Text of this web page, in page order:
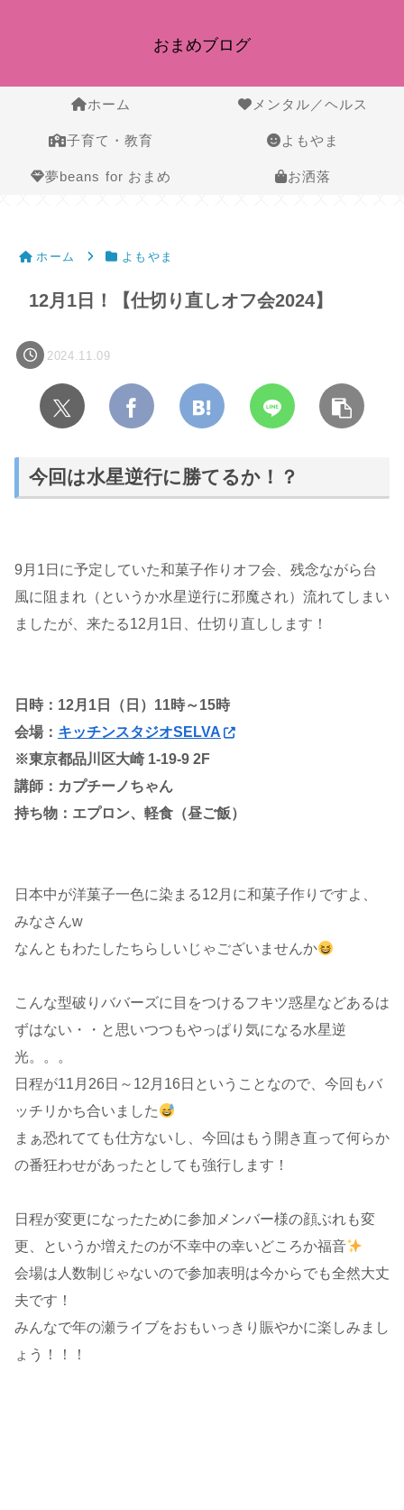
おまめブログ
ホーム メンタル／ヘルス
子育て・教育 よもやま
夢beans for おまめ お洒落
ホーム よもやま
12月1日！【仕切り直しオフ会2024】
2024.11.09
今回は水星逆行に勝てるか！？
9月1日に予定していた和菓子作りオフ会、残念ながら台
風に阻まれ（というか水星逆行に邪魔され）流れてしまい
ましたが、来たる12月1日、仕切り直しします！
日時：12月1日（日）11時～15時
会場： キッチンスタジオSELVA
※東京都品川区大崎 1-19-9 2F
講師：カプチーノちゃん
持ち物：エプロン、軽食（昼ご飯）
日本中が洋菓子一色に染まる12月に和菓子作りですよ、
みなさんw
なんともわたしたちらしいじゃございませんか
こんな型破りババーズに目をつけるフキツ惑星などあるは
ずはない・・と思いつつもやっぱり気になる水星逆
光。。。
日程が11月26日～12月16日ということなので、今回もバ
ッチリかち合いました
まぁ恐れてても仕方ないし、今回はもう開き直って何らか
の番狂わせがあったとしても強行します！
日程が変更になったために参加メンバー様の顔ぶれも変
更、というか増えたのが不幸中の幸いどころか福音
会場は人数制じゃないので参加表明は今からでも全然大丈
夫です！
みんなで年の瀬ライブをおもいっきり賑やかに楽しみまし
ょう！！！